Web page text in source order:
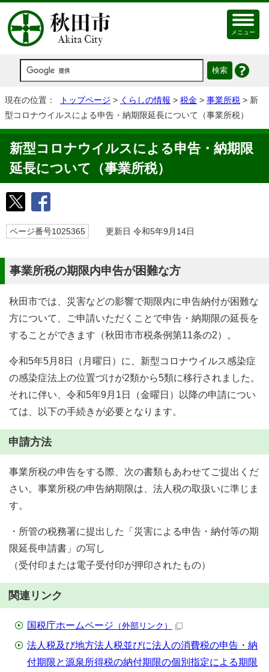
メニュー
現在の位置： トップページ > くらしの情報 > 税金 > 事業所税 > 新
型コロナウイルスによる申告・納期限延長について（事業所税）
新型コロナウイルスによる申告・納期限
延長について（事業所税）
ページ番号1025365 更新日 令和5年9月14日
事業所税の期限内申告が困難な方
秋田市では、災害などの影響で期限内に申告納付が困難な
方について、ご申請いただくことで申告・納期限の延長を
することができます（秋田市市税条例第11条の2）。
令和5年5月8日（月曜日）に、新型コロナウイルス感染症
の感染症法上の位置づけが2類から5類に移行されました。
それに伴い、令和5年9月1日（金曜日）以降の申請につい
ては、以下の手続きが必要となります。
申請方法
事業所税の申告をする際、次の書類もあわせてご提出くだ
さい。事業所税の申告納期限は、法人税の取扱いに準じま
す。
・所管の税務署に提出した「災害による申告・納付等の期
限延長申請書」の写し
（受付印または電子受付印が押印されたもの）
関連リンク
国税庁ホームページ （外部リンク）
法人税及び地方法人税並びに法人の消費税の申告・納
付期限と源泉所得税の納付期限の個別指定による期限